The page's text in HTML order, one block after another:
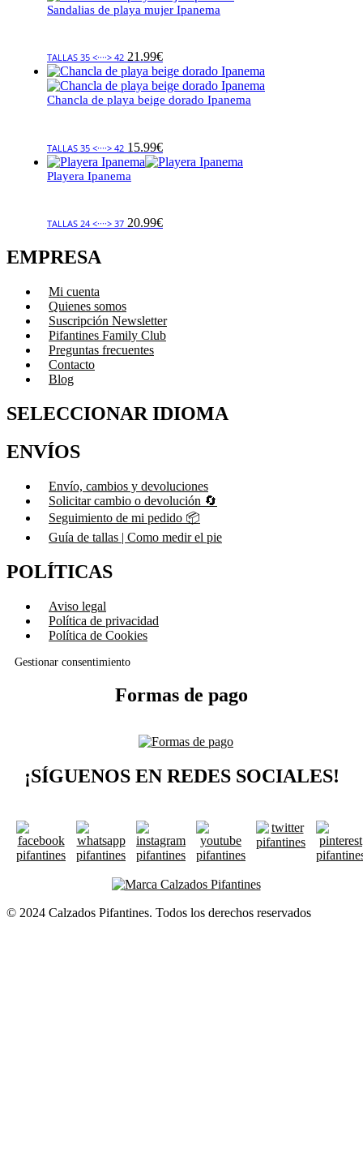
Sandalias de playa mujer Ipanema
TALLAS 35 <····> 42 21.99€
Chancla de playa beige dorado Ipanema
TALLAS 35 <····> 42 15.99€
Playera Ipanema
TALLAS 24 <····> 37 20.99€
EMPRESA
Mi cuenta
Quienes somos
Suscripción Newsletter
Pifantines Family Club
Preguntas frecuentes
Contacto
Blog
SELECCIONAR IDIOMA
ENVÍOS
Envío, cambios y devoluciones
Solicitar cambio o devolución 🔄
Seguimiento de mi pedido 📦
Guía de tallas | Como medir el pie
POLÍTICAS
Aviso legal
Política de privacidad
Política de Cookies
Gestionar consentimiento
Formas de pago
¡SÍGUENOS EN REDES SOCIALES!
© 2024 Calzados Pifantines. Todos los derechos reservados